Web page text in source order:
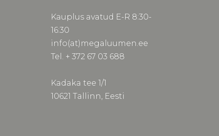
Kauplus avatud E-R 8:30-
16:30
info(at)megaluumen.ee
Tel. + 372 67 03 688
Kadaka tee 1/1
10621 Tallinn, Eesti